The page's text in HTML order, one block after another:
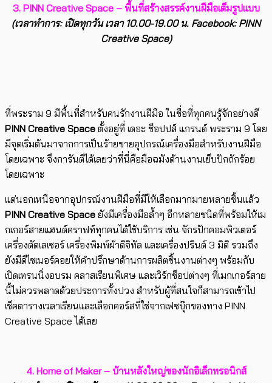
3. PINN Creative Space – พื้นที่สร้างสรรค์งานฝีมือเต็มรูปแบบ
(เวลาทำการ: เปิดทุกวัน เวลา 10.00-19.00 น. Facebook: PINN
Creative Space)
ที่พระราม 9 มีพื้นที่สำหรับคนรักงานฝีมือ ในชื่อที่ทุกคนรู้จักอย่างดี
PINN Creative Space ตั้งอยู่ที่ เดอะ ช็อปปส์ แกรนด์ พระราม 9 โดย
มีจุดเริ่มต้นมาจากการเป็นร้ายขายอุปกรณ์เครื่องมือสำหรับงานฝีมือ
โดยเฉพาะ จึงการันตีได้เลยว่าที่นี่คือมือฉมังด้านงานเย็บปักถักร้อย
โดยเฉพาะ
แต่นอกเหนือจากอุปกรณ์งานฝีมือที่มีให้เลือกมากมายหลายชิ้นแล้ว
PINN Creative Space ยังมีเครื่องมือล้ำๆ อีกหลายชนิดที่พร้อมให้เม
กเกอร์สายแฮนด์คราฟท์ทุกคนได้ใช้บริการ เช่น จักรปักคอมพิวเตอร์
เครื่องตัดเลเซอร์ เครื่องพิมพ์ผ้าดิจิทัล และเครื่องปรินต์ 3 มิติ รวมถึง
ยังมีดีไซเนอร์คอยให้คำปรึกษาด้านการผลิตชิ้นงานต่างๆ พร้อมกับ
เปิดเทรนนิ่งอบรม คลาสเรียนพิเศษ และเวิร์กช็อปต่างๆ ที่เมกเกอร์สาย
นี้ไม่ควรพลาดด้วยประการทั้งปวง สำหรับผู้ที่สนใจก็สามารถเข้าไป
เช็คตารางเวลาเรียนและเลือกคอร์สที่ใช่จากเฟซบุ๊กของทาง PINN
Creative Space ได้เลย
4. Home of Maker – บ้านหลังใหญ่ของนักอิเล็กทรอนิกส์